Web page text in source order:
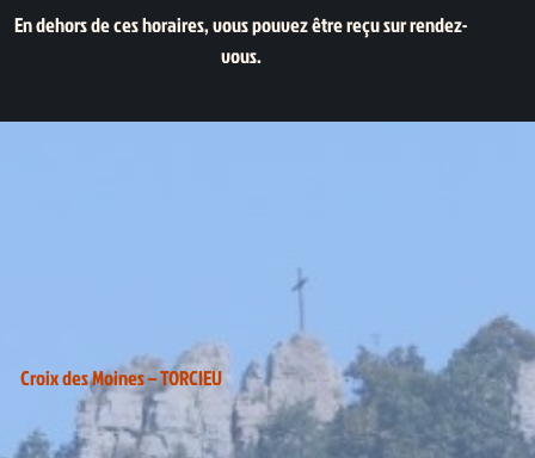
En dehors de ces horaires, vous pouvez être reçu sur rendez-
vous.
Croix des Moines – TORCIEU